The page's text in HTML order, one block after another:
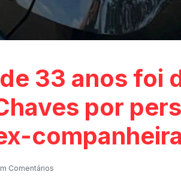
33 anos foi
por
companheira
Comentários